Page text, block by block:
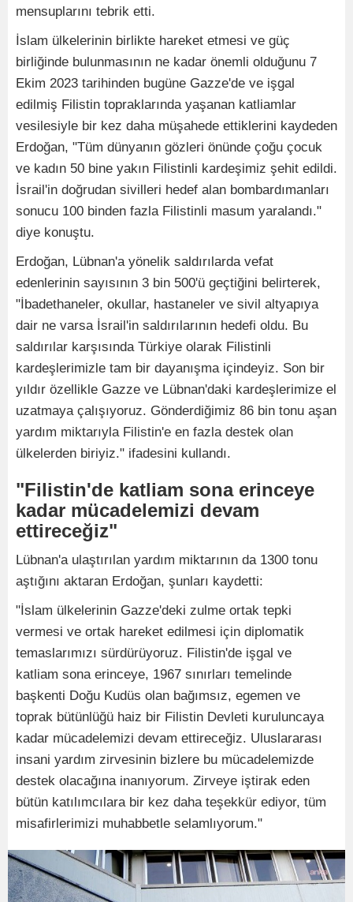
mensuplarını tebrik etti.
İslam ülkelerinin birlikte hareket etmesi ve güç
birliğinde bulunmasının ne kadar önemli olduğunu 7
Ekim 2023 tarihinden bugüne Gazze'de ve işgal
edilmiş Filistin topraklarında yaşanan katliamlar
vesilesiyle bir kez daha müşahede ettiklerini kaydeden
Erdoğan, "Tüm dünyanın gözleri önünde çoğu çocuk
ve kadın 50 bine yakın Filistinli kardeşimiz şehit edildi.
İsrail'in doğrudan sivilleri hedef alan bombardımanları
sonucu 100 binden fazla Filistinli masum yaralandı."
diye konuştu.
Erdoğan, Lübnan'a yönelik saldırılarda vefat
edenlerinin sayısının 3 bin 500'ü geçtiğini belirterek,
"İbadethaneler, okullar, hastaneler ve sivil altyapıya
dair ne varsa İsrail'in saldırılarının hedefi oldu. Bu
saldırılar karşısında Türkiye olarak Filistinli
kardeşlerimizle tam bir dayanışma içindeyiz. Son bir
yıldır özellikle Gazze ve Lübnan'daki kardeşlerimize el
uzatmaya çalışıyoruz. Gönderdiğimiz 86 bin tonu aşan
yardım miktarıyla Filistin'e en fazla destek olan
ülkelerden biriyiz." ifadesini kullandı.
"Filistin'de katliam sona erinceye
kadar mücadelemizi devam
ettireceğiz"
Lübnan'a ulaştırılan yardım miktarının da 1300 tonu
aştığını aktaran Erdoğan, şunları kaydetti:
"İslam ülkelerinin Gazze'deki zulme ortak tepki
vermesi ve ortak hareket edilmesi için diplomatik
temaslarımızı sürdürüyoruz. Filistin'de işgal ve
katliam sona erinceye, 1967 sınırları temelinde
başkenti Doğu Kudüs olan bağımsız, egemen ve
toprak bütünlüğü haiz bir Filistin Devleti kuruluncaya
kadar mücadelemizi devam ettireceğiz. Uluslararası
insani yardım zirvesinin bizlere bu mücadelemizde
destek olacağına inanıyorum. Zirveye iştirak eden
bütün katılımcılara bir kez daha teşekkür ediyor, tüm
misafirlerimizi muhabbetle selamlıyorum."